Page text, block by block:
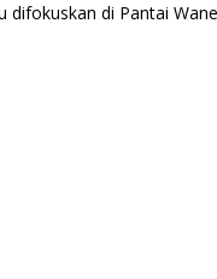
difokuskan di Pantai